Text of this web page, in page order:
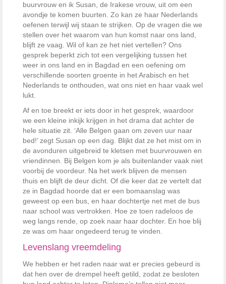
buurvrouw en ik Susan, de Irakese vrouw, uit om een
avondje te komen buurten. Zo kan ze haar Nederlands
oefenen terwijl wij staan te strijken. Op de vragen die we
stellen over het waarom van hun komst naar ons land,
blijft ze vaag. Wil of kan ze het niet vertellen? Ons
gesprek beperkt zich tot een vergelijking tussen het
weer in ons land en in Bagdad en een oefening om
verschillende soorten groente in het Arabisch en het
Nederlands te onthouden, wat ons niet en haar vaak wel
lukt.
Af en toe breekt er iets door in het gesprek, waardoor
we een kleine inkijk krijgen in het drama dat achter de
hele situatie zit. ‘Alle Belgen gaan om zeven uur naar
bed!’ zegt Susan op een dag. Blijkt dat ze het mist om in
de avonduren uitgebreid te kletsen met buurvrouwen en
vriendinnen. Bij Belgen kom je als buitenlander vaak niet
voorbij de voordeur. Na het werk blijven de mensen
thuis en blijft de deur dicht. Of die keer dat ze vertelt dat
ze in Bagdad hoorde dat er een bomaanslag was
geweest op een bus, en haar dochtertje net met de bus
naar school was vertrokken. Hoe ze toen radeloos de
weg langs rende, op zoek naar haar dochter. En hoe blij
ze was om haar ongedeerd terug te vinden.
Levenslang vreemdeling
We hebben er het raden naar wat er precies gebeurd is
dat hen over de drempel heeft getild, zodat ze besloten